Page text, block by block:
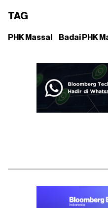
TAG
PHK Massal Badai PHK